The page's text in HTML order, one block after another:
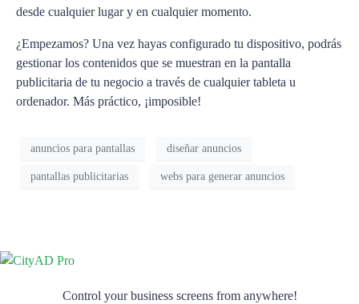
desde cualquier lugar y en cualquier momento.
¿Empezamos? Una vez hayas configurado tu dispositivo, podrás
gestionar los contenidos que se muestran en la pantalla
publicitaria de tu negocio a través de cualquier tableta u
ordenador. Más práctico, ¡imposible!
anuncios para pantallas diseñar anuncios
pantallas publicitarias webs para generar anuncios
Control your business screens from anywhere!